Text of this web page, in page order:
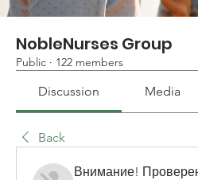
NobleNurses Group
Public · 122 members
Discussion Media
Back
Внимание!